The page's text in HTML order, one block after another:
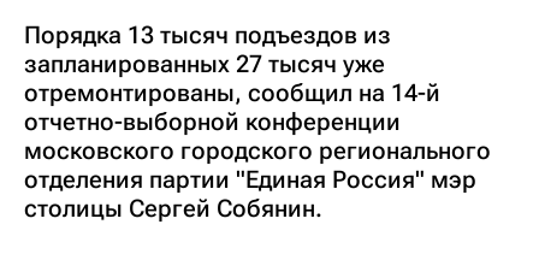
Порядка 13 тысяч подъездов из
запланированных 27 тысяч уже
отремонтированы, сообщил на 14-й
отчетно-выборной конференции
московского городского регионального
отделения партии "Единая Россия" мэр
столицы Сергей Собянин.